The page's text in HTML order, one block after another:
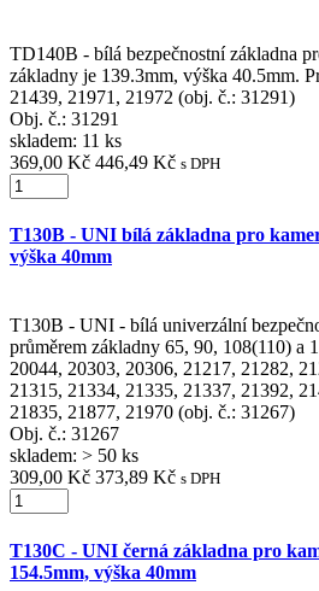
TD140B - bílá bezpečnostní základna
základny je 139.3mm, výška 40.5mm.
21439, 21971, 21972 (obj. č.: 31291)
Obj. č.: 31291
skladem: 11 ks
369,00 Kč 446,49 Kč s DPH
T130B - UNI bílá základna pro
výška 40mm
T130B - UNI - bílá univerzální
průměrem základny 65, 90, 108(110) a
20044, 20303, 20306, 21217, 21282,
21315, 21334, 21335, 21337, 21392,
21835, 21877, 21970 (obj. č.: 31267)
Obj. č.: 31267
skladem: > 50 ks
309,00 Kč 373,89 Kč s DPH
T130C - UNI černá základna pro
154.5mm, výška 40mm